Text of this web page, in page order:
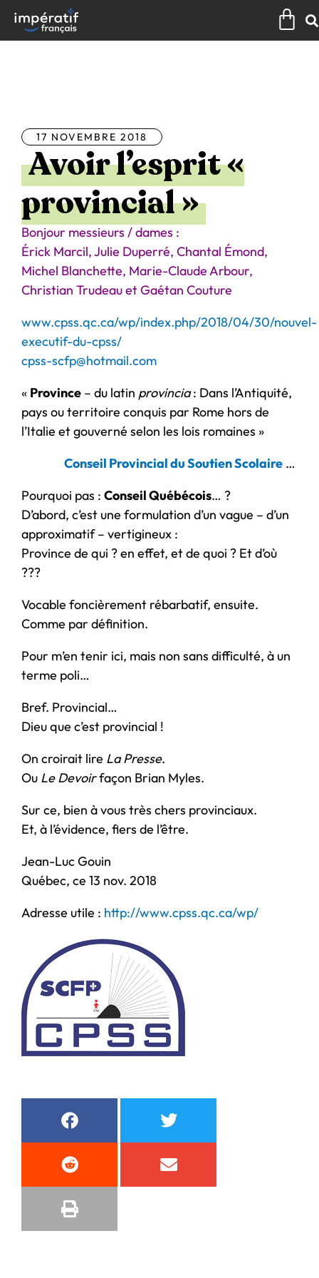
contenu
17 NOVEMBRE 2018
Avoir l’esprit «
provincial »
Bonjour messieurs / dames :
Érick Marcil, Julie Duperré, Chantal Émond,
Michel Blanchette, Marie-Claude Arbour,
Christian Trudeau et Gaétan Couture
www.cpss.qc.ca/wp/index.php/2018/04/30/nouvel-
executif-du-cpss/
cpss-scfp@hotmail.com
« Province – du latin provincia: Dans l’Antiquité,
pays ou territoire conquis par Rome hors de
l’Italie et gouverné selon les lois romaines »
Conseil Provincial du Soutien Scolaire …
Pourquoi pas : Conseil Québécois… ?
D’abord, c’est une formulation d’un vague – d’un
approximatif – vertigineux :
Province de qui ? en effet, et de quoi ? Et d’où
???
Vocable foncièrement rébarbatif, ensuite.
Comme par définition.
Pour m’en tenir ici, mais non sans difficulté, à un
terme poli…
Bref. Provincial…
Dieu que c’est provincial !
On croirait lire La Presse.
Ou Le Devoirfaçon Brian Myles.
Sur ce, bien à vous très chers provinciaux.
Et, à l’évidence, fiers de l’être.
Jean-Luc Gouin
Québec, ce 13 nov. 2018
Adresse utile : http://www.cpss.qc.ca/wp/